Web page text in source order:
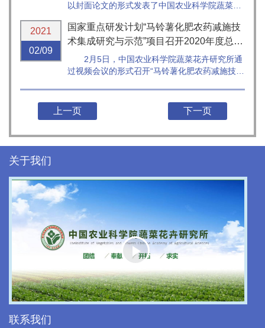
以封面论文的形式发表了中国农业科学院蔬菜花
国际上首次揭示了昆虫通过水平基因转移方式“偷
窃”植物源解毒基因，进而分解掉植物的防御性物
2021
02/09
国家重点研发计划“马铃薯化肥农药减施技
术集成研究与示范”项目召开2020年度总结
暨2...2月5日，中国农业科学院蔬菜花卉研究所通
过视频会议的形式召开“马铃薯化肥农药减施技术
上一页 下一页
关于我们
Play
Video
联系我们